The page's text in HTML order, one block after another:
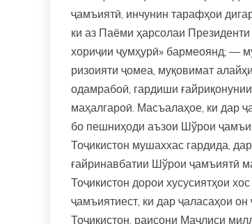
ҷамъиятӣ, инчунин тарафҳои
ки аз Паёми ҳарсолаи
хориҷии ҷумҳурӣ» бармеоянд; —
ризоияти ҷомеа, муқовимат
одамрабоӣ, гардиши
маҳалгароӣ. Масъалаҳое, ки дар
бо пешниҳоди аъзои Шўрои
Тоҷикистон мушаххас гардида,
ғайринавбатии Шўрои ҷамъиятӣ
Тоҷикистон дорои хусусиятҳои
ҷамъиятиест, ки дар ҷаласаҳои
Тоҷикистон, раисони Маҷлиси